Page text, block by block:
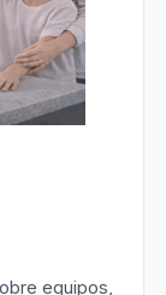
equipos,